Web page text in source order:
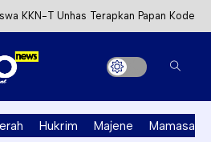
KKN-T Unhas Terapkan Papan Kode
di Pantai Lawere Desa Lotang Salo
Pengeroyokan SPBU Tapalang
Satu Lagi Kabur ke Kalimantan
Hukrim Majene Mamasa